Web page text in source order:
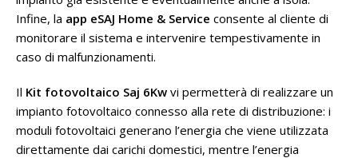
Infine, la app eSAJ Home & Service consente al cliente di
monitorare il sistema e intervenire tempestivamente in
caso di malfunzionamenti.
Il Kit fotovoltaico Saj 6Kw vi permetterà di realizzare un
impianto fotovoltaico connesso alla rete di distribuzione: i
moduli fotovoltaici generano l’energia che viene utilizzata
direttamente dai carichi domestici, mentre l’energia